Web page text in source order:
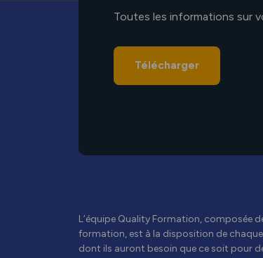
Toutes les informations sur
Télécharger
L’équipe Quality Formation, composée
formation, est à la disposition de
dont ils auront besoin que ce soit pour